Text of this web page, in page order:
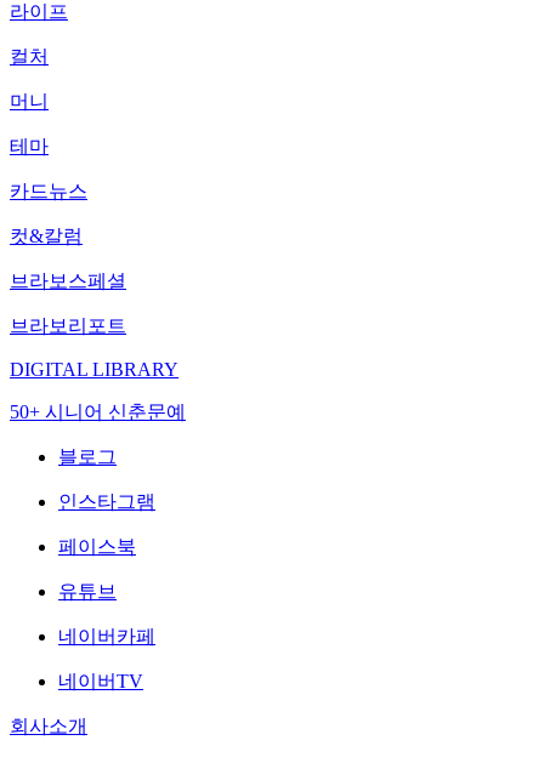
라이프
컬처
머니
테마
카드뉴스
컷&칼럼
브라보스페셜
브라보리포트
DIGITAL LIBRARY
50+ 시니어 신춘문예
블로그
인스타그램
페이스북
유튜브
네이버카페
네이버TV
회사소개